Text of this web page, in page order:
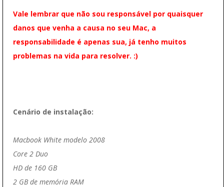
Vale lembrar que não sou responsável por quaisquer
danos que venha a causa no seu Mac, a
responsabilidade é apenas sua, já tenho muitos
problemas na vida para resolver. :)
Cenário de instalação:
Macbook White modelo 2008
Core 2 Duo
HD de 160 GB
2 GB de memória RAM